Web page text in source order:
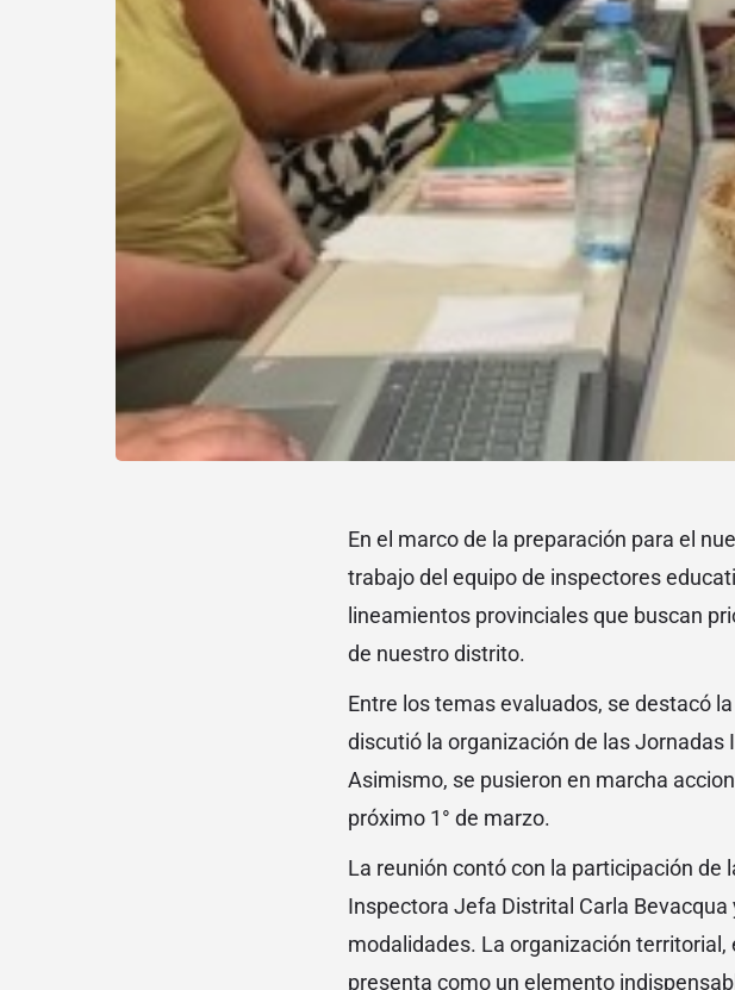
En el marco de la preparación para el
trabajo del equipo de inspectores
lineamientos provinciales que buscan
de nuestro distrito.
Entre los temas evaluados, se destacó
discutió la organización de las
Asimismo, se pusieron en marcha
próximo 1° de marzo.
La reunión contó con la participación de
Inspectora Jefa Distrital Carla
modalidades. La organización
presenta como un elemento